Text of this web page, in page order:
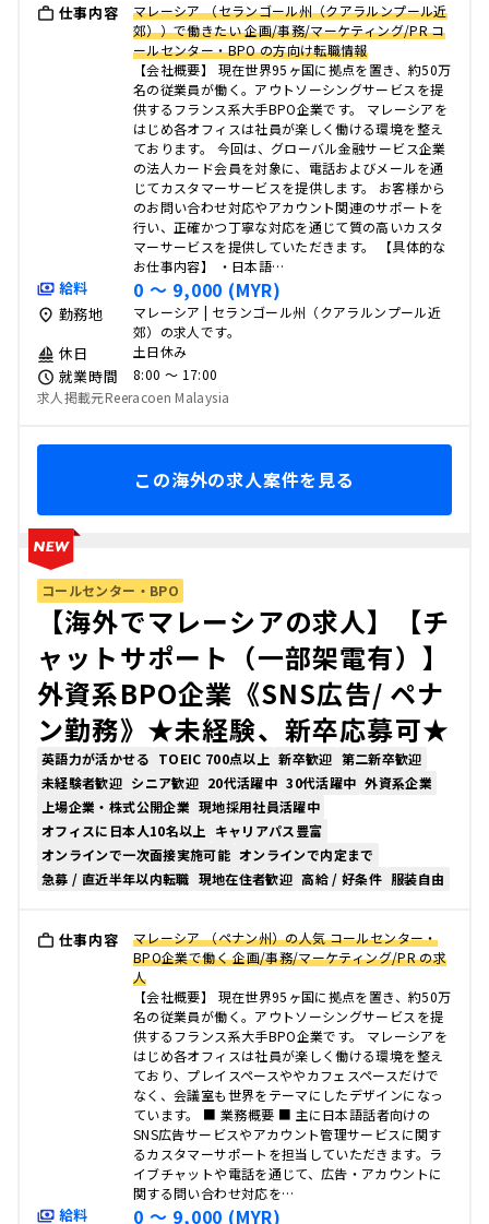
仕事内容
マレーシア （セランゴール州（クアラルンプール近
郊））で働きたい 企画/事務/マーケティング/PR コ
ールセンター・BPO の方向け転職情報
【会社概要】 現在世界95ヶ国に拠点を置き、約50万
名の従業員が働く。アウトソーシングサービスを提
供するフランス系大手BPO企業です。 マレーシアを
はじめ各オフィスは社員が楽しく働ける環境を整え
ております。 今回は、グローバル金融サービス企業
の法人カード会員を対象に、電話およびメールを通
じてカスタマーサービスを提供します。 お客様から
のお問い合わせ対応やアカウント関連のサポートを
行い、正確かつ丁寧な対応を通じて質の高いカスタ
マーサービスを提供していただきます。 【具体的な
お仕事内容】 ・日本語…
給料 0 〜 9,000 (MYR)
勤務地
マレーシア | セランゴール州（クアラルンプール近
郊）の求人です。
休日 土日休み
就業時間
8:00 〜 17:00
求人掲載元Reeracoen Malaysia
この海外の求人案件を見る
コールセンター・BPO
【海外でマレーシアの求人】【チ
ャットサポート（一部架電有）】
外資系BPO企業《SNS広告/ ペナ
ン勤務》★未経験、新卒応募可★
英語力が活かせる TOEIC 700点以上 新卒歓迎 第二新卒歓迎
未経験者歓迎 シニア歓迎 20代活躍中 30代活躍中 外資系企業
上場企業・株式公開企業 現地採用社員活躍中
オフィスに日本人10名以上
キャリアパス豊富
オンラインで一次面接実施可能 オンラインで内定まで
急募 / 直近半年以内転職 現地在住者歓迎 高給 / 好条件 服装自由
仕事内容
マレーシア （ペナン州）の人気 コールセンター・
BPO企業で働く 企画/事務/マーケティング/PR の求
人
【会社概要】 現在世界95ヶ国に拠点を置き、約50万
名の従業員が働く。アウトソーシングサービスを提
供するフランス系大手BPO企業です。 マレーシアを
はじめ各オフィスは社員が楽しく働ける環境を整え
ており、プレイスペースややカフェスペースだけで
なく、会議室も世界をテーマにしたデザインになっ
ています。 ■ 業務概要 ■ 主に日本語話者向けの
SNS広告サービスやアカウント管理サービスに関す
るカスタマーサポートを担当していただきます。ラ
イブチャットや電話を通じて、広告・アカウントに
関する問い合わせ対応を…
給料 0 〜 9,000 (MYR)